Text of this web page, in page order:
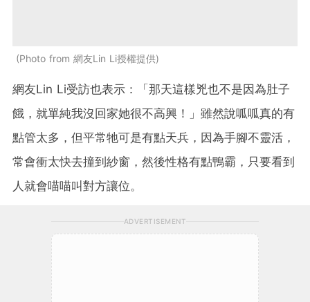
Photo from 網友Lin Li授權提供
網友Lin Li受訪也表示：「那天這樣兇也不是因為肚子
餓，就單純我沒回家她很不高興！」雖然說呱呱真的有
點管太多，但平常牠可是有點天兵，因為手腳不靈活，
常會衝太快去撞到紗窗，然後性格有點鴨霸，只要看到
人就會喵喵叫對方讓位。
ADVERTISEMENT